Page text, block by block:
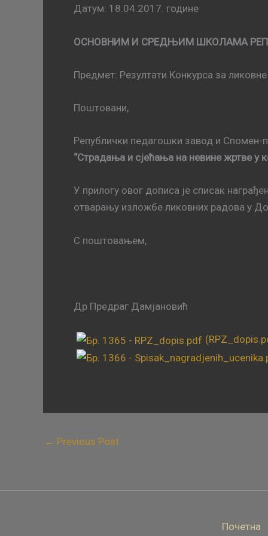
Датум: 18.04.2017. године
ОСНОВНИМ И СРЕДЊИМ ШКОЛАМА
Предмет: Резултати Конкурса за
Поштовани,
Републички педагошки завод и Спомен-
“Страдања и сјећања на невине жртве у
У прилогу овог дописа је списак
отварању изложбе ликовних радова у
С поштовањем,
Др Предраг Дамјановић
← Previous Post
Почетна